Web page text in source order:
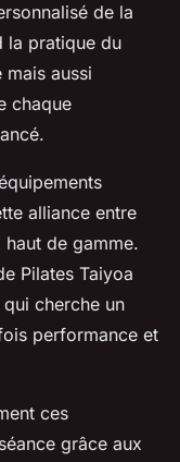
de la
la pratique du
mais aussi
chaque
alliance entre
de gamme.
Pilates Taiyoa
cherche un
performance et
ces
grâce aux